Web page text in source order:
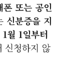
또는 공인
신분증을 지
월 1일부터
신청하지 않